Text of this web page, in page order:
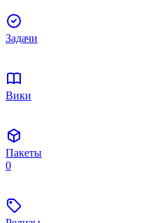
Задачи
Вики
Пакеты
0